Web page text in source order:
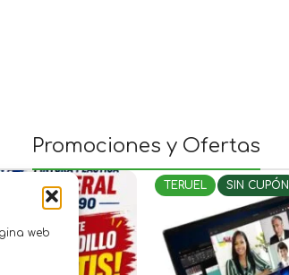
web
Promociones y Ofertas
TERUEL SIN CUPÓN